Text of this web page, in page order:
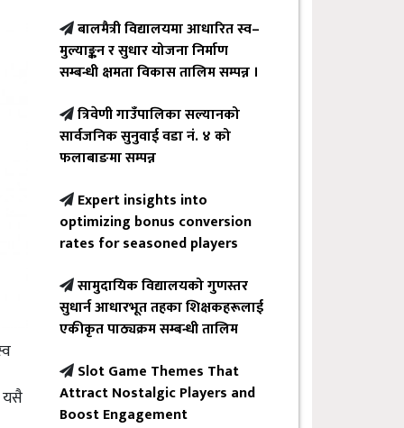
यसै
बालमैत्री विद्यालयमा आधारित स्व–
मुल्याङ्कन र सुधार योजना निर्माण
सम्बन्धी क्षमता विकास तालिम सम्पन्न ।
त्रिवेणी गाउँपालिका सल्यानको
सार्वजनिक सुनुवाई वडा नं. ४ को
फलाबाङमा सम्पन्न
Expert insights into
optimizing bonus conversion
rates for seasoned players
सामुदायिक विद्यालयको गुणस्तर
सुधार्न आधारभूत तहका शिक्षकहरूलाई
एकीकृत पाठ्यक्रम सम्बन्धी तालिम
Slot Game Themes That
Attract Nostalgic Players and
Boost Engagement